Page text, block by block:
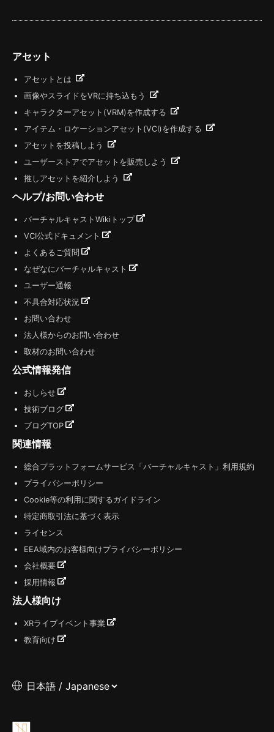
アセット
アセットとは
画像やスライドをVRに持ち込もう
キャラクターアセット(VRM)を作成する
アイテム・ロケーションアセット(VCI)を作成する
アセットを投稿しよう
ユーザーストアでアセットを販売しよう
推しアセットを紹介しよう
ヘルプ/お問い合わせ
バーチャルキャストWikiトップ
VCI公式ドキュメント
よくあるご質問
なぜなにバーチャルキャスト
ユーザー通報
不具合対応状況
お問い合わせ
法人様からのお問い合わせ
取材のお問い合わせ
公式情報発信
おしらせ
技術ブログ
ブログTOP
関連情報
総合プラットフォームサービス「バーチャルキャスト」利用規約
プライバシーポリシー
Cookie等の利用に関するガイドライン
特定商取引法に基づく表示
ライセンス
EEA域内のお客様向けプライバシーポリシー
会社概要
採用情報
法人様向け
XRライブイベント事業
教育向け